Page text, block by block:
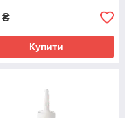
₴
Купити